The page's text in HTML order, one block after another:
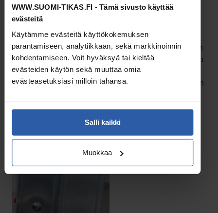
WWW.SUOMI-TIKAS.FI - Tämä sivusto käyttää
evästeitä
Käytämme evästeitä käyttökokemuksen
parantamiseen, analytiikkaan, sekä markkinoinnin
kohdentamiseen. Voit hyväksyä tai kieltää
evästeiden käytön sekä muuttaa omia
evästeasetuksiasi milloin tahansa.
Salli kaikki
Muokkaa
Askelmien ja tason pintakuvio
Erityisesti, jos tikkaita käytetään ulkona tai muuten
märissä olosuhteissa, kannattaa valita tikkaat, joissa on
kunnollinen ja selvästi erottuva pintakuvio liukastumista
estämässä. Hyvin toteutetuilla kuvioilla on usein kaksi
tehtävää; ne antavat pitoa ja päästävät veden valumaan